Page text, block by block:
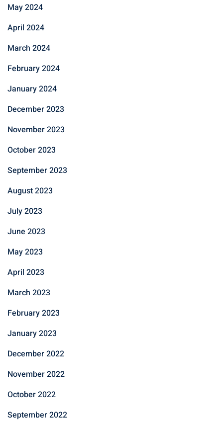
May 2024
April 2024
March 2024
February 2024
January 2024
December 2023
November 2023
October 2023
September 2023
August 2023
July 2023
June 2023
May 2023
April 2023
March 2023
February 2023
January 2023
December 2022
November 2022
October 2022
September 2022